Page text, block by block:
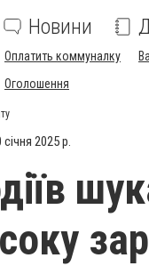
Новини
Оплатить коммуналку
Оголошення
2025 р.